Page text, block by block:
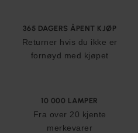
365 DAGERS ÅPENT KJØP
Returner hvis du ikke er
fornøyd med kjøpet
10 000 LAMPER
Fra over 20 kjente
merkevarer